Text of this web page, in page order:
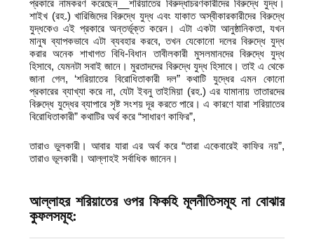
প্রকারে নামকরণ করেছেন__শরিয়াতের বিরুদ্ধাচরণকারীদের বিরুদ্ধে যুদ্ধ।
শাইখ (রহ.) খারিজিদের বিরুদ্ধে যুদ্ধ এবং যাকাত অস্বীকারকারীদের বিরুদ্ধে
যুদ্ধকেও এই প্রকারে অন্তর্ভূক্ত করেন। এটা একটা আনুষ্ঠানিকতা, যখন
মানুষ ব্যাপকভাবে এটা ব্যবহার করবে, তখন যেকোনো দলের বিরুদ্ধে যুদ্ধ
করার অনেক শাখাগত বিধি-বিধান তাবীলকারী মুসলমানদের বিরুদ্ধে যুদ্ধ
হিসাবে, যেমনটা সবাই জানে। মুরতাদদের বিরুদ্ধে যুদ্ধ হিসাবে। তাই এ থেকে
জানা গেল, ‘শরিয়াতের বিরোধিতাকারী দল” কথাটি যুদ্ধের এমন কোনো
প্রকারের ব্যাখ্যা করে না, যেটা ইবনু তাইমিয়া (রহ.) এর যামানায় তাতারদের
বিরুদ্ধে যুদ্ধের ব্যাপারে সৃষ্ট সংশয় দূর করতে পারে। এ কারণে যারা শরিয়াতের
বিরোধিতাকারী” কথাটির অর্থ করে “সাধারণ কাফির”,
তারাও ভুলকারী। আবার যারা এর অর্থ করে “তারা একেবারেই কাফির নয়”,
তারাও ভূলকারী। আল্লাহই সর্বাধিক জানেন।
আল্লাহর শরিয়াতের ওপর ফিকহি মূলনীতিসমূহ নাবোঝার
কুফলসমূহ: